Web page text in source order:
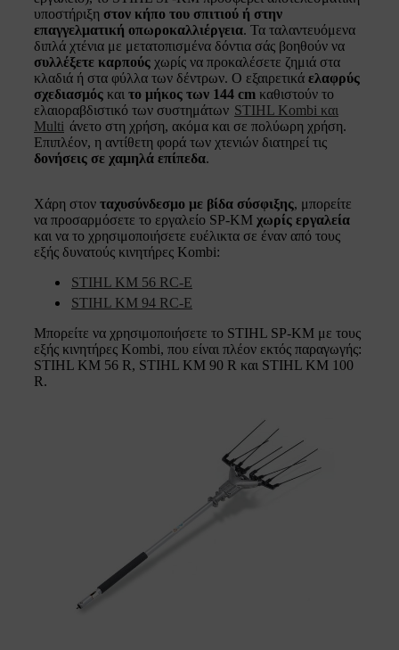
υποστήριξη στον κήπο του σπιτιού ή στην
επαγγελματική οπωροκαλλιέργεια. Τα ταλαντευόμενα
διπλά χτένια με μετατοπισμένα δόντια σάς βοηθούν να
συλλέξετε καρπούς χωρίς να προκαλέσετε ζημιά στα
κλαδιά ή στα φύλλα των δέντρων. Ο εξαιρετικά ελαφρύς
σχεδιασμός και το μήκος των 144 cm καθιστούν το
ελαιοραβδιστικό των συστημάτων STIHL Kombi και
Multi άνετο στη χρήση, ακόμα και σε πολύωρη χρήση.
Επιπλέον, η αντίθετη φορά των χτενιών διατηρεί τις
δονήσεις σε χαμηλά επίπεδα.
Χάρη στον ταχυσύνδεσμο με βίδα σύσφιξης, μπορείτε
να προσαρμόσετε το εργαλείο SP-KM χωρίς εργαλεία
και να το χρησιμοποιήσετε ευέλικτα σε έναν από τους
εξής δυνατούς κινητήρες Kombi:
STIHL KM 56 RC-E
STIHL KM 94 RC-E
Μπορείτε να χρησιμοποιήσετε το STIHL SP-KM με τους
εξής κινητήρες Kombi, που είναι πλέον εκτός παραγωγής:
STIHL KM 56 R, STIHL KM 90 R και STIHL KM 100
R.